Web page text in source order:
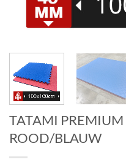
TATAMI
ROOD/BLAUW